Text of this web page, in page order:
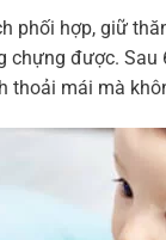
phối hợp, giữ
được. Sau
thoải mái mà